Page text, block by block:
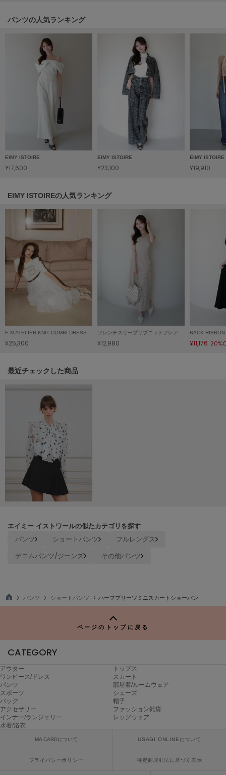
le
le coq sportif
ルコックスポルティフ
LeSportsac
レスポートサック
リリーブラウンランジェリー
LITTLE UNION TOKYO
リトルユニオン トウキョウ
made of Organics
メイドオブオーガニクス
MICHU COQUETTE
ミチュ コケット
MIESROHE
ミースロエ
miies miim
ミーエスミーム
Mila Owen
ミラオーウェン
NEW Balance
ニューバランス
nezu
ナウンス
ヌル
On
オン
ORGUE
オルグ
ORR
オル
PATRICK
フィリーチョコレート
パンツの人気ランキング
EIMY ISTOIRE
¥17,600
EIMY ISTOIRE
¥23,100
EIMY ISTOIRE
¥19,910
EIMY ISTOIREの人気ランキング
E.M ATELIER.KNIT COMBI DRESS/イーエムアトリエニットコンビドレス
¥25,300
フレンチスリーブリブニットフレアワンピース
¥12,980 ¥11,176
関連記事
最近チェックした商品
エイミー イストワールの似たカテゴリを探す
パンツ ショートパンツ
フルレングス
デニムパンツ/ジーンズ
その他パンツ
TO
パンツ ショートパンツ ハーフプリーツミニスカートショーパン
ページのトップに戻る
CATEGORY
アウター
トップス
ワンピース/ドレス
スカート
パンツ
部屋着/ルームウェア
スポーツ
シューズ
バッグ
帽子
アクセサリー
ファッション雑貨
インナー/ランジェリー
レッグウェア
水着/浴衣
MA CARDについて USAGI ONLINEについて
プライバシーポリシー 特定商取引法に基づく表示